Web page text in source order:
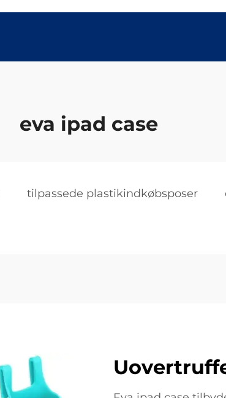
eva ipad case
tilpassede plastikindkøbsposer